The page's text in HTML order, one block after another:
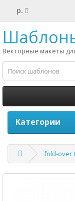
р.
Векторные макеты
Категории
fold-over